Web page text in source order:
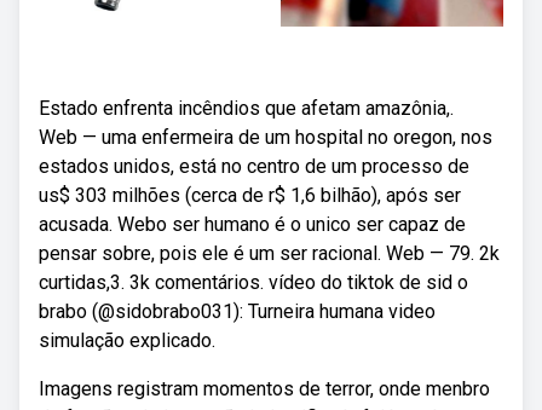
Estado enfrenta incêndios que afetam amazônia,.
Web — uma enfermeira de um hospital no oregon, nos
estados unidos, está no centro de um processo de
us$ 303 milhões (cerca de r$ 1,6 bilhão), após ser
acusada. Webo ser humano é o unico ser capaz de
pensar sobre, pois ele é um ser racional. Web — 79. 2k
curtidas,3. 3k comentários. vídeo do tiktok de sid o
brabo (@sidobrabo031): Turneira humana video
simulação explicado.
Imagens registram momentos de terror, onde menbro